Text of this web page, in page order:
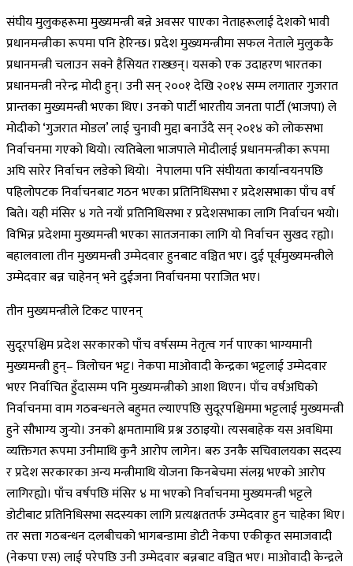
संघीय मुलुकहरूमा मुख्यमन्त्री बन्ने अवसर पाएका नेताहरूलाई देशको भावी
प्रधानमन्त्रीका रूपमा पनि हेरिन्छ। प्रदेश मुख्यमन्त्रीमा सफल नेताले मुलुककै
प्रधानमन्त्री चलाउन सक्ने हैसियत राख्छन्। यसको एक उदाहरण भारतका
प्रधानमन्त्री नरेन्द्र मोदी हुन्। उनी सन् २००१ देखि २०१४ सम्म लगातार गुजरात
प्रान्तका मुख्यमन्त्री भएका थिए। उनको पार्टी भारतीय जनता पार्टी (भाजपा) ले
मोदीको ‘गुजरात मोडल’ लाई चुनावी मुद्दा बनाउँदै सन् २०१४ को लोकसभा
निर्वाचनमा गएको थियो। त्यतिबेला भाजपाले मोदीलाई प्रधानमन्त्रीका रूपमा
अघि सारेर निर्वाचन लडेको थियो। नेपालमा पनि संघीयता कार्यान्वयनपछि
पहिलोपटक निर्वाचनबाट गठन भएका प्रतिनिधिसभा र प्रदेशसभाका पाँच वर्ष
बिते। यही मंसिर ४ गते नयाँ प्रतिनिधिसभा र प्रदेशसभाका लागि निर्वाचन भयो।
विभिन्न प्रदेशमा मुख्यमन्त्री भएका सातजनाका लागि यो निर्वाचन सुखद रह्यो।
बहालवाला तीन मुख्यमन्त्री उम्मेदवार हुनबाट वञ्चित भए। दुई पूर्वमुख्यमन्त्रीले
उम्मेदवार बन्न चाहेनन् भने दुईजना निर्वाचनमा पराजित भए।
तीन मुख्यमन्त्रीले टिकट पाएनन्
सुदूरपश्चिम प्रदेश सरकारको पाँच वर्षसम्म नेतृत्व गर्न पाएका भाग्यमानी
मुख्यमन्त्री हुन्– त्रिलोचन भट्ट। नेकपा माओवादी केन्द्रका भट्टलाई उम्मेदवार
भएर निर्वाचित हुँदासम्म पनि मुख्यमन्त्रीको आशा थिएन। पाँच वर्षअघिको
निर्वाचनमा वाम गठबन्धनले बहुमत ल्याएपछि सुदूरपश्चिममा भट्टलाई मुख्यमन्त्री
हुने सौभाग्य जुर्‍यो। उनको क्षमतामाथि प्रश्न उठाइयो। त्यसबाहेक यस अवधिमा
व्यक्तिगत रूपमा उनीमाथि कुनै आरोप लागेन। बरु उनकै सचिवालयका सदस्य
र प्रदेश सरकारका अन्य मन्त्रीमाथि योजना किनबेचमा संलग्न भएको आरोप
लागिरह्यो। पाँच वर्षपछि मंसिर ४ मा भएको निर्वाचनमा मुख्यमन्त्री भट्टले
डोटीबाट प्रतिनिधिसभा सदस्यका लागि प्रत्यक्षततर्फ उम्मेदवार हुन चाहेका थिए।
तर सत्ता गठबन्धन दलबीचको भागबन्डामा डोटी नेकपा एकीकृत समाजवादी
(नेकपा एस) लाई परेपछि उनी उम्मेदवार बन्नबाट वञ्चित भए। माओवादी केन्द्रले